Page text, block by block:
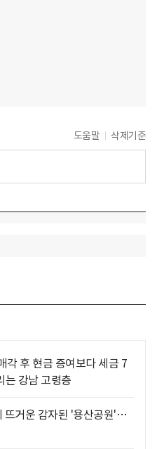
도움말 삭제기준
각 후 현금 증여보다 세금 7
강남 고령층
뜨거운 감자된 '용산공원'…